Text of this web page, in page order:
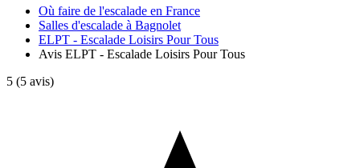
Où faire de l'escalade en France
Salles d'escalade à Bagnolet
ELPT - Escalade Loisirs Pour Tous
Avis ELPT - Escalade Loisirs Pour Tous
5 (5 avis)